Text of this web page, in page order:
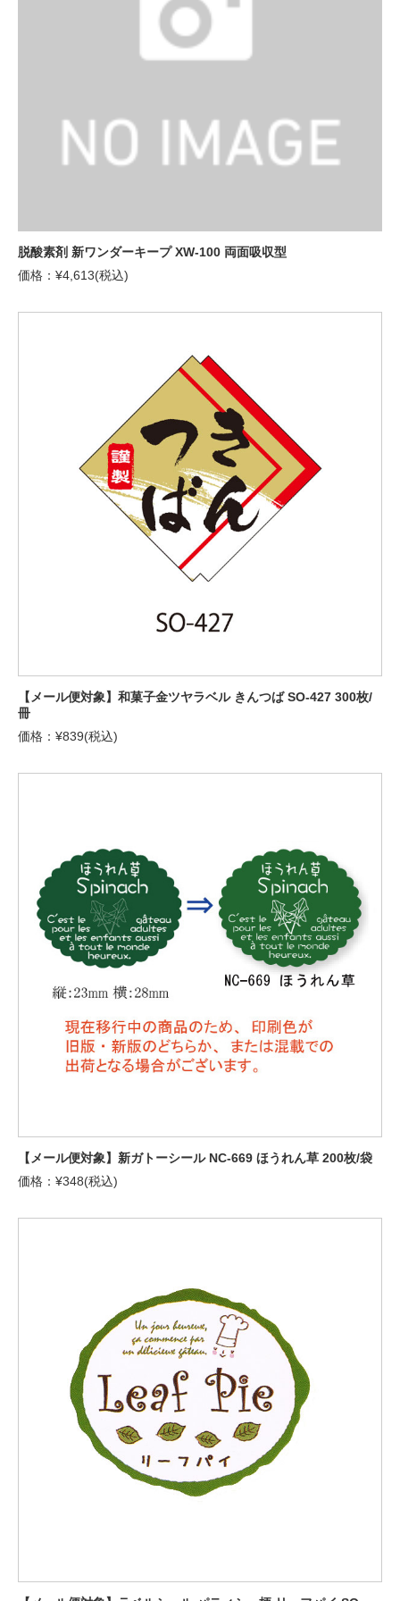
脱酸素剤 新ワンダーキープ XW-100 両面吸収型
価格：¥4,613(税込)
【メール便対象】和菓子金ツヤラベル きんつば SO-427 300枚/
冊
価格：¥839(税込)
【メール便対象】新ガトーシール NC-669 ほうれん草 200枚/袋
価格：¥348(税込)